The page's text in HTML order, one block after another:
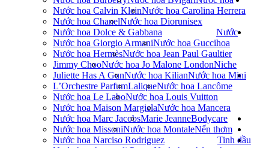
Nước hoa Calvin KleinNước hoa Carolina Herrera
Nước hoa ChanelNước hoa Dior
Nước hoa Dolce & Gabbana
Nước hoa Giorgio ArmaniNước hoa Gucci
Nước hoa HermèsNước hoa Jean Paul Gaultier
Jimmy ChooNước hoa Jo Malone London
Juliette Has A GunNước hoa Kilian
L’Orchestre ParfumLaliqueNước hoa Lancôme
Nước hoa Le LaboNước hoa Louis Vuitton
Nước hoa Maison MargielaNước hoa Mancera
Nước hoa Marc JacobsMarie Jeanne
Nước hoa MissoniNước hoa Montale
Nước hoa Narciso Rodriguez
unisex
Nước
hoa
Niche
Nước hoa Mini
Bodycare
Nến thơm
Tinh dầu